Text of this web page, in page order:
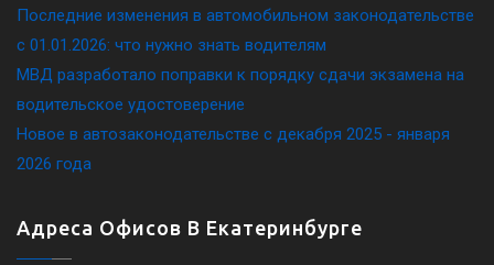
Последние изменения в автомобильном законодательстве
c 01.01.2026: что нужно знать водителям
МВД разработало поправки к порядку сдачи экзамена на
водительское удостоверение
Новое в автозаконодательстве с декабря 2025 - января
2026 года
Адреса Офисов В Екатеринбурге